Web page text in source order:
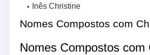
Inês Christine
Nomes Compostos com
Nomes Compostos com